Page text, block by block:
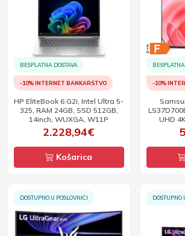
BESPLATNA DOSTAVA
-10% INTERNET BANKARSTVO
HP EliteBook 6 G2i, Intel Ultra 5-
325, RAM 24GB, SSD 512GB,
14inch, WUXGA, W11P
2.228,94€
Košarica
BESPLATNA
-10%
UHD
DOSTUPNO U POSLOVNICI DOSTUPNO